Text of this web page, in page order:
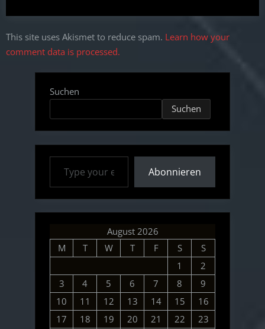
This site uses Akismet to reduce spam. Learn how your
comment data is processed.
Suchen
Suchen
Type your email…
Abonnieren
August 2026
M
T W T F S
S
1
2
3
4 5 6 7 8
9
10
11 12 13 14 15
16
17
18 19 20 21 22
23